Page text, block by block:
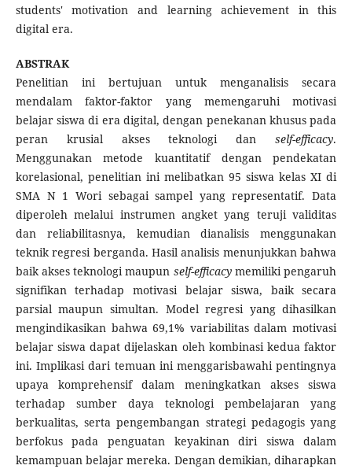
students' motivation and learning achievement in this
digital era.
ABSTRAK
Penelitian ini bertujuan untuk menganalisis secara
mendalam faktor-faktor yang memengaruhi motivasi
belajar siswa di era digital, dengan penekanan khusus pada
peran krusial akses teknologi danself-efficacy.
Menggunakan metode kuantitatif dengan pendekatan
korelasional, penelitian ini melibatkan 95 siswa kelas XI di
SMA N 1 Wori sebagai sampel yang representatif. Data
diperoleh melalui instrumen angket yang teruji validitas
dan reliabilitasnya, kemudian dianalisis menggunakan
teknik regresi berganda. Hasil analisis menunjukkan bahwa
baik akses teknologi maupun self-efficacymemiliki pengaruh
signifikan terhadap motivasi belajar siswa, baik secara
parsial maupun simultan. Model regresi yang dihasilkan
mengindikasikan bahwa 69,1% variabilitas dalam motivasi
belajar siswa dapat dijelaskan oleh kombinasi kedua faktor
ini. Implikasi dari temuan ini menggarisbawahi pentingnya
upaya komprehensif dalam meningkatkan akses siswa
terhadap sumber daya teknologi pembelajaran yang
berkualitas, serta pengembangan strategi pedagogis yang
berfokus pada penguatan keyakinan diri siswa dalam
kemampuan belajar mereka. Dengan demikian, diharapkan